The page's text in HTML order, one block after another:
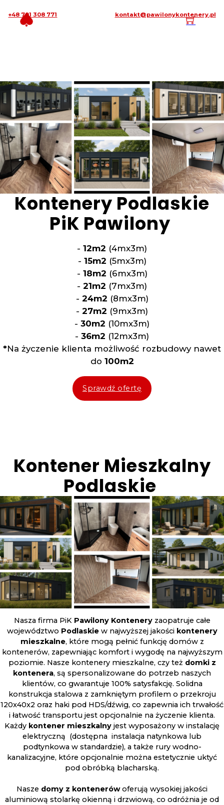
+48 791 308 771 kontakt@pawilonykontenery.pl
Kontenery Podlaskie
PiK Pawilony
- 12m2 (4mx3m)
- 15m2 (5mx3m)
- 18m2 (6mx3m)
- 21m2 (7mx3m)
- 24m2 (8mx3m)
- 27m2 (9mx3m)
- 30m2 (10mx3m)
- 36m2 (12mx3m)
*Na życzenie klienta możliwość rozbudowy nawet
do 100m2
Sprawdź ofertę
Kontener Mieszkalny
Podlaskie
Nasza firma PiK Pawilony Konteneryzaopatruje całe
województwo Podlaskie w najwyższej jakości kontenery
mieszkalne, które mogą pełnić funkcję domów z
kontenerów, zapewniając komfort i wygodę na najwyższym
poziomie. Nasze kontenery mieszkalne, czy też domki z
kontenera, są spersonalizowane do potrzeb naszych
klientów, co gwarantuje 100% satysfakcję. Solidna
konstrukcja stalowa z zamkniętym profilem o przekroju
120x40x2 oraz haki pod HDS/dźwig, co zapewnia ich trwałość
i łatwość transportu jest opcjonalnie na życzenie klienta.
Każdy kontener mieszkalny jest wyposażony w instalację
elektryczną (dostępna instalacja natynkowa lub
podtynkowa w standardzie), a także rury wodno-
kanalizacyjne, które opcjonalnie można estetycznie uktyć
pod obróbką blacharską.
Nasze domy z kontenerówoferują wysokiej jakości
aluminiową stolarkę okienną i drzwiową, co odróżnia je od